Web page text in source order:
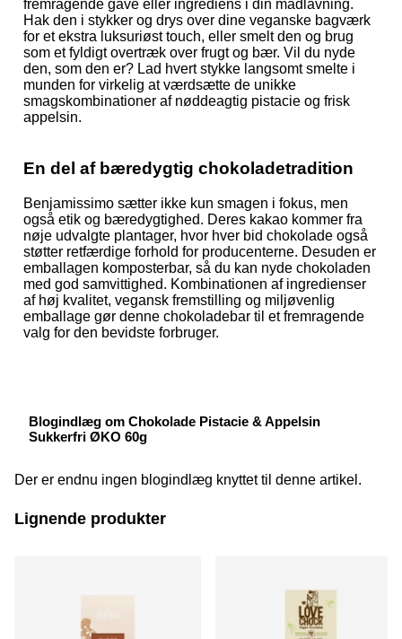
fremragende gave eller ingrediens i din madlavning.
Hak den i stykker og drys over dine veganske bagværk
for et ekstra luksuriøst touch, eller smelt den og brug
som et fyldigt overtræk over frugt og bær. Vil du nyde
den, som den er? Lad hvert stykke langsomt smelte i
munden for virkelig at værdsætte de unikke
smagskombinationer af nøddeagtig pistacie og frisk
appelsin.
En del af bæredygtig chokoladetradition
Benjamissimo sætter ikke kun smagen i fokus, men
også etik og bæredygtighed. Deres kakao kommer fra
nøje udvalgte plantager, hvor hver bid chokolade også
støtter retfærdige forhold for producenterne. Desuden er
emballagen komposterbar, så du kan nyde chokoladen
med god samvittighed. Kombinationen af ingredienser
af høj kvalitet, vegansk fremstilling og miljøvenlig
emballage gør denne chokoladebar til et fremragende
valg for den bevidste forbruger.
Blogindlæg om Chokolade Pistacie & Appelsin
Sukkerfri ØKO 60g
Der er endnu ingen blogindlæg knyttet til denne artikel.
Lignende produkter